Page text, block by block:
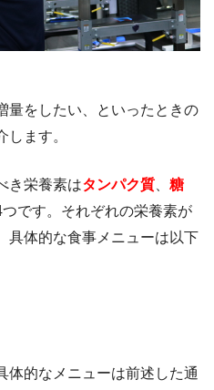
量をしたい、といったときの
ます。
き栄養素はタンパク質
糖
です。それぞれの栄養素が
具体的な食事メニューは以下
体的なメニューは前述した通